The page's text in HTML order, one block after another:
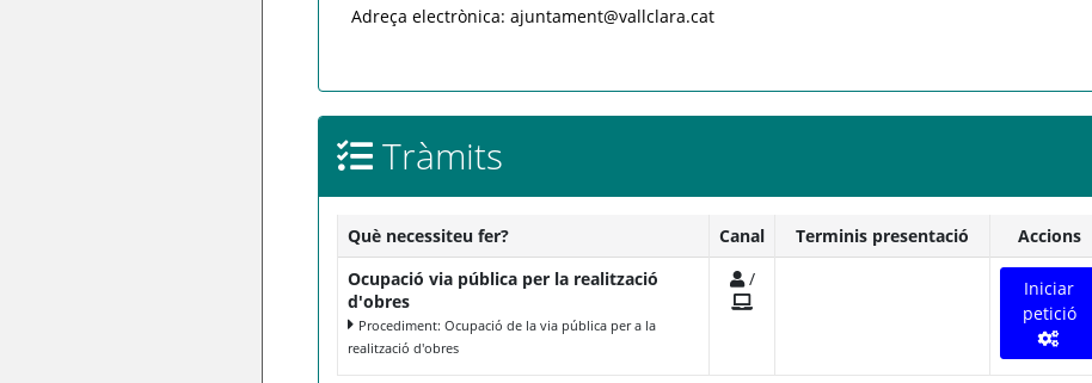
Adreça electrònica: ajuntament@vallclara.cat
Tràmits
Què necessiteu fer? Canal Terminis presentació
Accions
Ocupació via pública per la realització
d'obres
Procediment: Ocupació de la via pública per a la
realització d'obres
/
Iniciar
petició